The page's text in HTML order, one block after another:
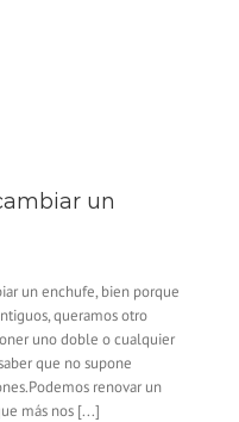
un
un enchufe, bien porque
queramos otro
uno doble o cualquier
que no supone
renovar un
más nos [...]